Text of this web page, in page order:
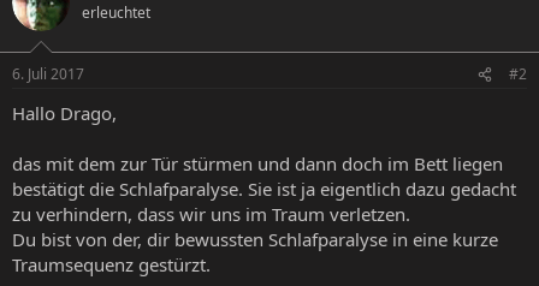
erleuchtet
6. Juli 2017 #2
Hallo Drago,
das mit dem zur Tür stürmen und dann doch im Bett liegen
bestätigt die Schlafparalyse. Sie ist ja eigentlich dazu gedacht
zu verhindern, dass wir uns im Traum verletzen.
Du bist von der, dir bewussten Schlafparalyse in eine kurze
Traumsequenz gestürzt.